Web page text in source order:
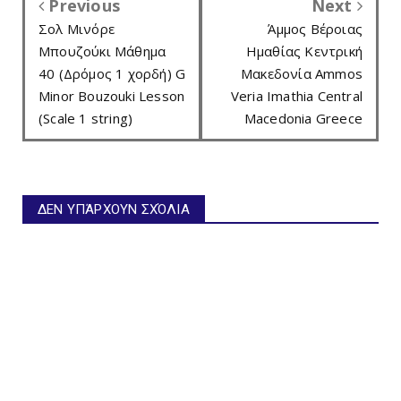
Previous
Σολ Μινόρε
Μπουζούκι Μάθημα
40 (Δρόμος 1 χορδή) G
Minor Bouzouki Lesson
(Scale 1 string)
Next
Άμμος Βέροιας
Ημαθίας Κεντρική
Μακεδονία Ammos
Veria Imathia Central
Macedonia Greece
ΔΕΝ ΥΠΆΡΧΟΥΝ ΣΧΌΛΙΑ